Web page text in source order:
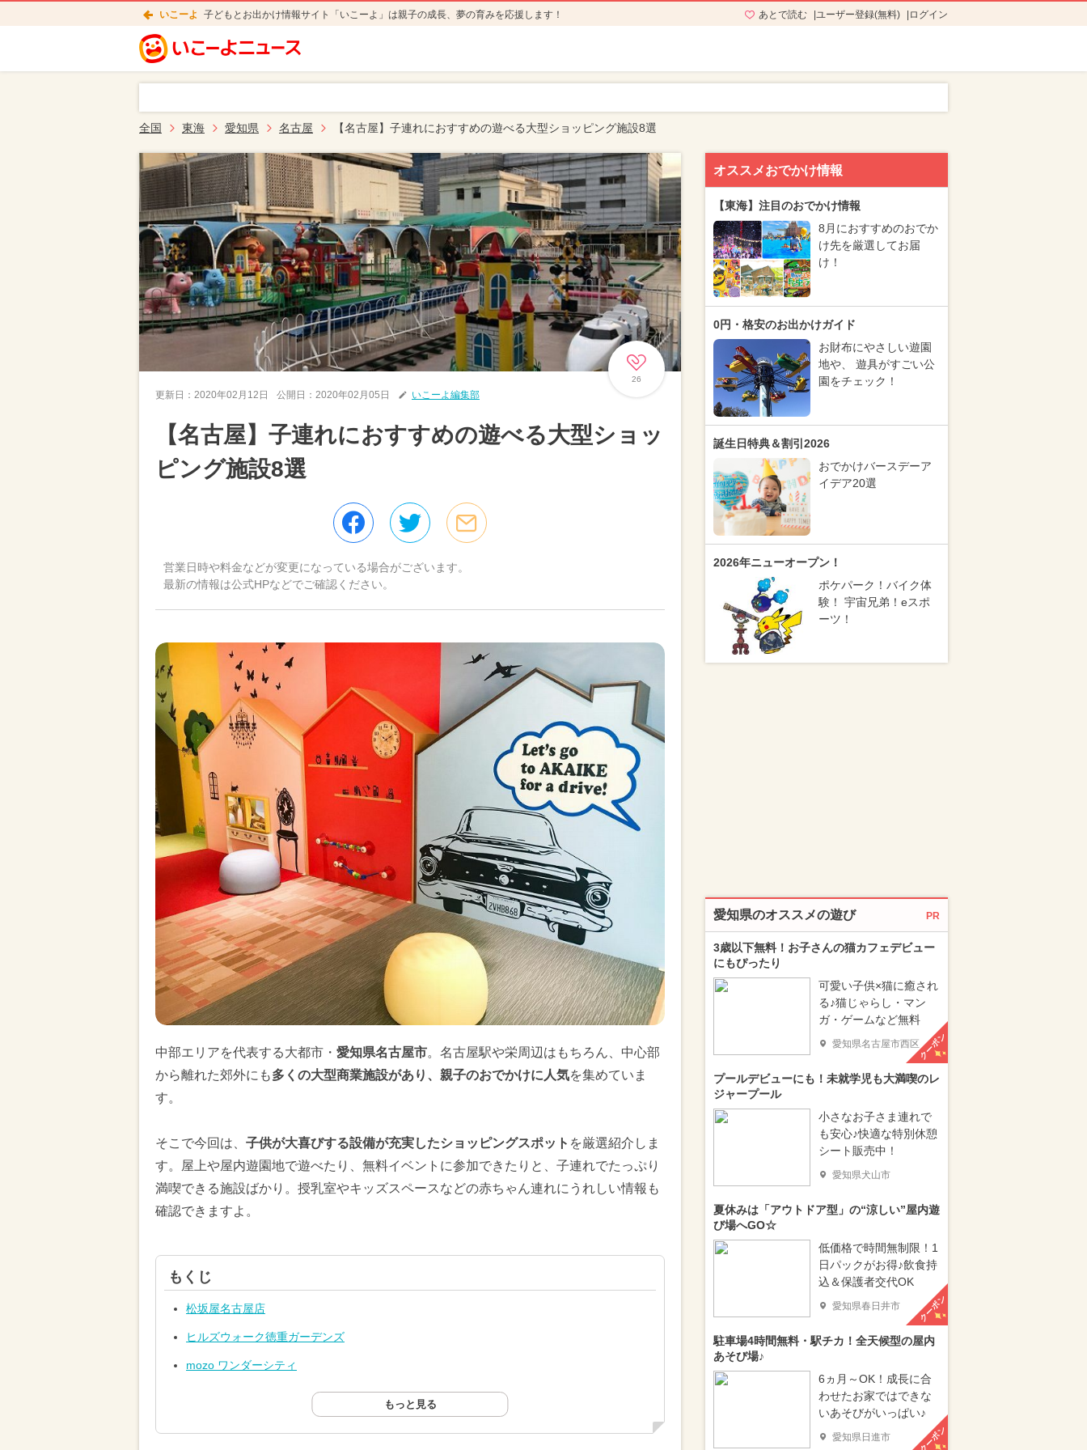
いこーよ 子どもとお出かけ情報サイト「いこーよ」は親子の成長、夢の育みを応援します！ あとで読む ユーザー登録(無料) ログイン
全国 東海 愛知県 名古屋 【名古屋】子連れにおすすめの遊べる大型ショッピング施設8選
26
更新日： 2020年02月12日 公開日： 2020年02月05日 いこーよ編集部
【名古屋】子連れにおすすめの遊べる大型ショッ
ピング施設8選
営業日時や料金などが変更になっている場合がございます。
最新の情報は公式HPなどでご確認ください。
中部エリアを代表する大都市・ 愛知県名古屋市。名古屋駅や栄周辺はもちろん、中心部
から離れた郊外にも多くの大型商業施設があり、親子のおでかけに人気を集めていま
す。
そこで今回は、 子供が大喜びする設備が充実したショッピングスポット を厳選紹介しま
す。屋上や屋内遊園地で遊べたり、無料イベントに参加できたりと、子連れでたっぷり
満喫できる施設ばかり。授乳室やキッズスペースなどの赤ちゃん連れにうれしい情報も
確認できますよ。
もくじ
松坂屋名古屋店
ヒルズウォーク徳重ガーデンズ
mozo ワンダーシティ
もっと見る
オススメおでかけ情報
【東海】注目のおでかけ情報
8月におすすめのおでか
け先を厳選してお届
け！
0円・格安のお出かけガイド
お財布にやさしい遊園
地や、 遊具がすごい公
園をチェック！
誕生日特典＆割引2026
おでかけバースデーア
イデア20選
2026年ニューオープン！
ポケパーク！バイク体
験！ 宇宙兄弟！eスポ
ーツ！
愛知県のオススメの遊び PR
3歳以下無料！お子さんの猫カフェデビュー
にもぴったり
可愛い子供×猫に癒され
る♪猫じゃらし・マン
ガ・ゲームなど無料
愛知県名古屋市西区クーポン
プールデビューにも！未就学児も大満喫のレ
ジャープール
小さなお子さま連れで
も安心♪快適な特別休憩
シート販売中！
愛知県犬山市
夏休みは「アウトドア型」の“涼しい”屋内遊
び場へGO☆
低価格で時間無制限！1
日パックがお得♪飲食持
込＆保護者交代OK
愛知県春日井市 クーポン
駐車場4時間無料・駅チカ！全天候型の屋内
あそび場♪
6ヵ月～OK！成長に合
わせたお家ではできな
いあそびがいっぱい♪
愛知県日進市 クーポン